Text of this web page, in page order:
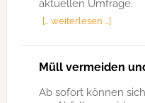
aktuellen Umfrage.
[… weiterlesen …]
Müll vermeiden
Ab sofort können